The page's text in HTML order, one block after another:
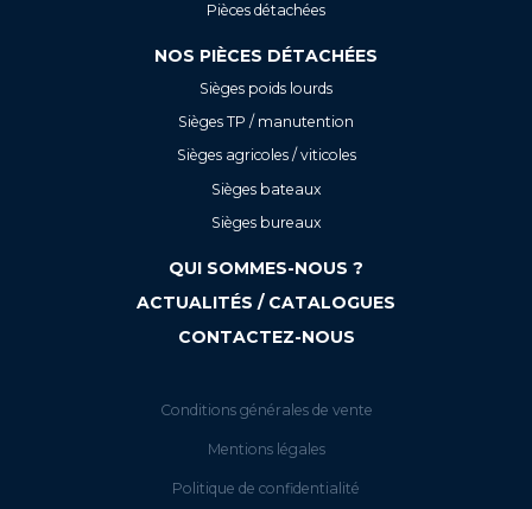
Pièces détachées
NOS PIÈCES DÉTACHÉES
Sièges poids lourds
Sièges TP / manutention
Sièges agricoles / viticoles
Sièges bateaux
Sièges bureaux
QUI SOMMES-NOUS ?
ACTUALITÉS / CATALOGUES
CONTACTEZ-NOUS
Conditions générales de vente
Mentions légales
Politique de confidentialité